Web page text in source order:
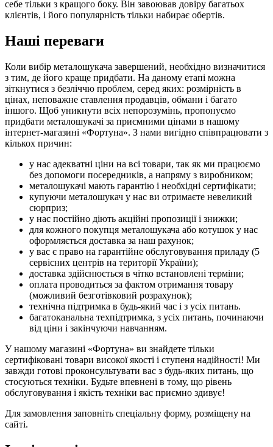
себе тільки з кращого боку. Він завоював довіру багатьох
клієнтів, і його популярність тільки набирає обертів.
Наші переваги
Коли вибір металошукача завершений, необхідно визначитися
з тим, де його краще придбати. На даному етапі можна
зіткнутися з безліччю проблем, серед яких: розмірність в
цінах, неповажне ставлення продавців, обмани і багато
іншого. Щоб уникнути всіх непорозумінь, пропонуємо
придбати металошукачі за приємними цінами в нашому
інтернет-магазині «Фортуна». З нами вигідно співпрацювати з
кількох причин:
у нас адекватні ціни на всі товари, так як ми працюємо
без допомоги посередників, а напряму з виробником;
металошукачі мають гарантію і необхідні сертифікати;
купуючи металошукач у нас ви отримаєте невеликий
сюрприз;
у нас постійно діють акційні пропозиції і знижки;
для кожного покупця металошукача або котушок у нас
оформляється доставка за наш рахунок;
у вас є право на гарантійне обслуговування приладу (5
сервісних центрів на території України);
доставка здійснюється в чітко встановлені терміни;
оплата проводиться за фактом отримання товару
(можливий безготівковий розрахунок);
технічна підтримка в будь-який час і з усіх питань.
багатоканальна техпідтримка, з усіх питань, починаючи
від ціни і закінчуючи навчанням.
У нашому магазині «Фортуна» ви знайдете тільки
сертифіковані товари високої якості і ступеня надійності! Ми
завжди готові проконсультувати вас з будь-яких питань, що
стосуються техніки. Будьте впевнені в тому, що рівень
обслуговування і якість техніки вас приємно здивує!
Для замовлення заповніть спеціальну форму, розміщену на
сайті.